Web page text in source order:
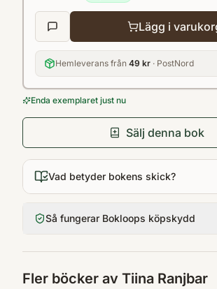
Lägg i
Hemleverans från 49 kr · PostNord
Enda exemplaret just nu
Sälj denna bok
Vad betyder bokens skick?
Så fungerar Bokloops köpskydd
Fler böcker av Tiina Ranjbar